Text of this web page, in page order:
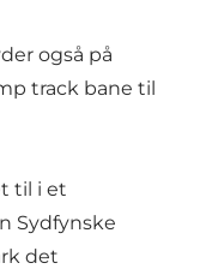
også på
track bane til
til i et
Sydfynske
det